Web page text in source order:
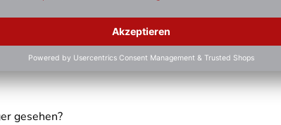
gesehen?